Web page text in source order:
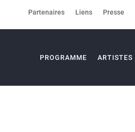
Partenaires Liens Presse
PROGRAMME ARTISTES